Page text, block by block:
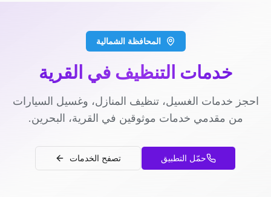
المحافظة الشمالية
خدمات التنظيف في القرية
احجز خدمات الغسيل، تنظيف المنازل، وغسيل السيارات
من مقدمي خدمات موثوقين في القرية، البحرين.
حمّل التطبيق تصفح الخدمات